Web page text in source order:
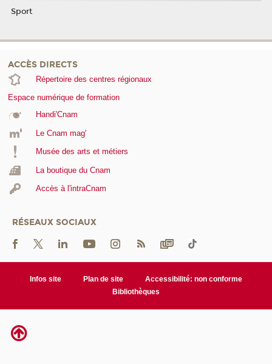
Sport
ACCÈS DIRECTS
Répertoire des centres régionaux
Espace numérique de formation
Handi'Cnam
Le Cnam mag'
Musée des arts et métiers
La boutique du Cnam
Accès à l'intraCnam
RÉSEAUX SOCIAUX
Infos site Plan de site
Accessibilité: non conforme
Bibliothèques